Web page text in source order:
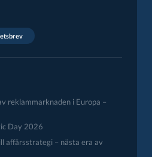
reklammarknaden i Europa –
Day 2026
affärsstrategi – nästa era av